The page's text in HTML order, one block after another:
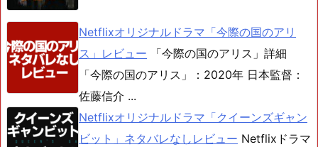
Netflixオリジナルドラマ「今際の国のアリ
ス」レビュー
「今際の国のアリス」詳細
「今際の国のアリス」：2020年 日本監督：
佐藤信介 ...
Netflixオリジナルドラマ「クイーンズギャン
ビット」ネタバレなしレビュー Netflixドラマ